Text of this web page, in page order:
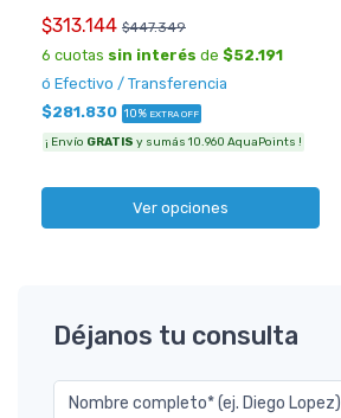
$313.144 $447.349
6 cuotas sin interés de $52.191
ó Efectivo / Transferencia
$281.830 10% EXTRA OFF
¡ Envío GRATIS y sumás 10.960 AquaPoints !
Ver opciones
Déjanos tu consulta
Nombre completo* (ej. Diego Lopez)